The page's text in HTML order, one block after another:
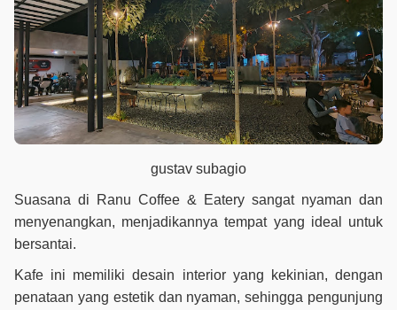
gustav subagio
Suasana di Ranu Coffee & Eatery sangat nyaman dan
menyenangkan, menjadikannya tempat yang ideal untuk
bersantai.
Kafe ini memiliki desain interior yang kekinian, dengan
penataan yang estetik dan nyaman, sehingga pengunjung